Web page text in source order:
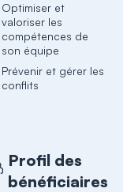
Optimiser et
valoriser les
compétences de
son équipe
Prévenir et gérer les
conflits
Profil des
bénéficiaires